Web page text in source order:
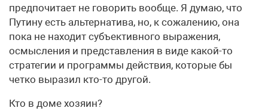
предпочитает не говорить вообще. Я думаю, что
Путину есть альтернатива, но, к сожалению, она
пока не находит субъективного выражения,
осмысления и представления в виде какой-то
стратегии и программы действия, которые бы
четко выразил кто-то другой.
Кто в доме хозяин?